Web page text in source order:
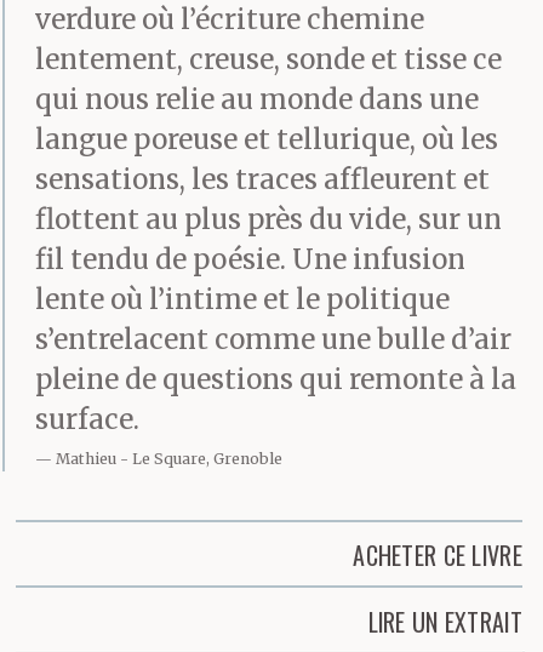
verdure où l’écriture chemine
lentement, creuse, sonde et tisse ce
qui nous relie au monde dans une
langue poreuse et tellurique, où les
sensations, les traces affleurent et
flottent au plus près du vide, sur un
fil tendu de poésie. Une infusion
lente où l’intime et le politique
s’entrelacent comme une bulle d’air
pleine de questions qui remonte à la
surface.
Mathieu Le Square, Grenoble
ACHETER CE LIVRE
LIRE UN EXTRAIT